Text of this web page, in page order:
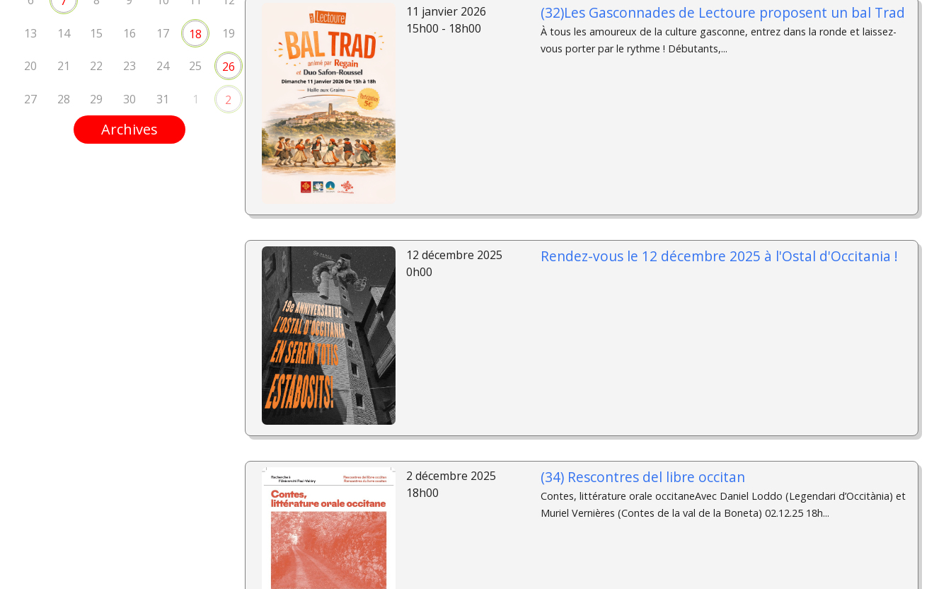
13 14 15 16 17 18 19
20 21 22 23 24 25 26
27 28 29 30 31 1 2
Archives
11 janvier 2026
15h00 - 18h00
(32)Les Gasconnades de Lectoure proposent un bal Trad
À tous les amoureux de la culture gasconne, entrez dans la ronde et laissez-
vous porter par le rythme ! Débutants,...
12 décembre 2025
0h00
Rendez-vous le 12 décembre 2025 à l'Ostal d'Occitania !
2 décembre 2025
18h00
(34) Rescontres del libre occitan
Contes, littérature orale occitaneAvec Daniel Loddo (Legendari d’Occitània) et
Muriel Vernières (Contes de la val de la Boneta) 02.12.25 18h...